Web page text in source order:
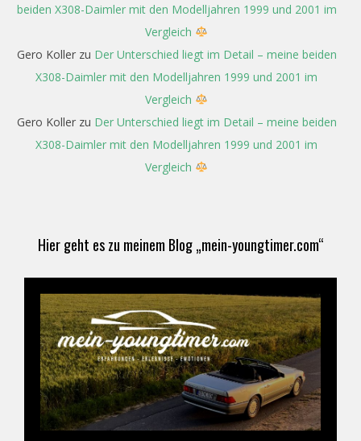
beiden X308-Daimler mit den Modelljahren 1999 und 2001 im
Vergleich
Gero Kollerzu Der Unterschied liegt im Detail – meine beiden
X308-Daimler mit den Modelljahren 1999 und 2001 im
Vergleich
Gero Kollerzu Der Unterschied liegt im Detail – meine beiden
X308-Daimler mit den Modelljahren 1999 und 2001 im
Vergleich
Hier geht es zu meinem Blog „mein-youngtimer.com“